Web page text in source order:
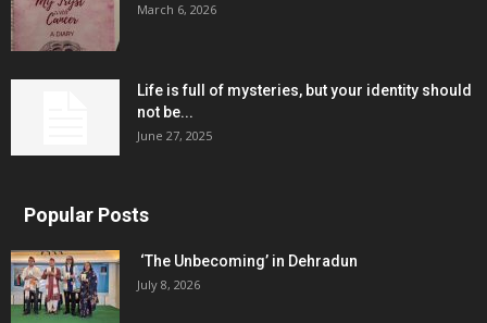
March 6, 2026
Life is full of mysteries, but your identity should
not be...
June 27, 2025
Popular Posts
‘The Unbecoming’ in Dehradun
July 8, 2026